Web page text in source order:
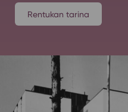
Rentukan tarina